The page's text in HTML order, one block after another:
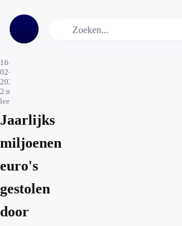
16-
02-
2026
2 min.
leestijd
Jaarlijks
miljoenen
euro's
gestolen
door